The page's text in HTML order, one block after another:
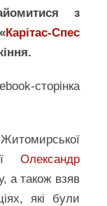
з
Карітас-Спес
сторінка
Олександр
а також взяв
які були